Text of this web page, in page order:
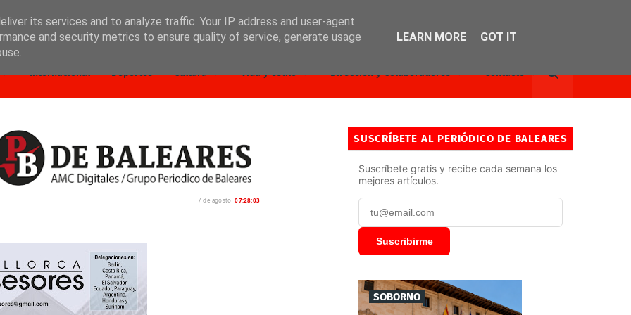
Internacional Deportes Cultura Vida y estilo Dirección y Colaboradores Contacto
7 de agosto 07:28:04
SUSCRÍBETE AL PERIÓDICO DE BALEARES
Suscríbete gratis y recibe cada semana los
mejores artículos.
Suscribirme
SOBORNO
its services and to analyze traffic. Your IP address and user-agent
and security metrics to ensure quality of service, generate usage
LEARN MORE GOT IT